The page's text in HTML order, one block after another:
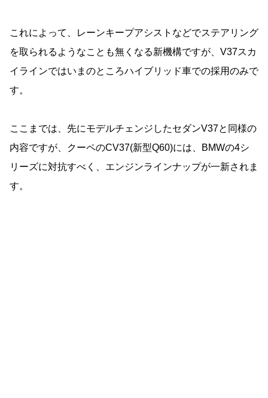
これによって、レーンキープアシストなどでステアリング
を取られるようなことも無くなる新機構ですが、V37スカ
イラインではいまのところハイブリッド車での採用のみで
す。
ここまでは、先にモデルチェンジしたセダンV37と同様の
内容ですが、クーペのCV37(新型Q60)には、BMWの4シ
リーズに対抗すべく、エンジンラインナップが一新されま
す。